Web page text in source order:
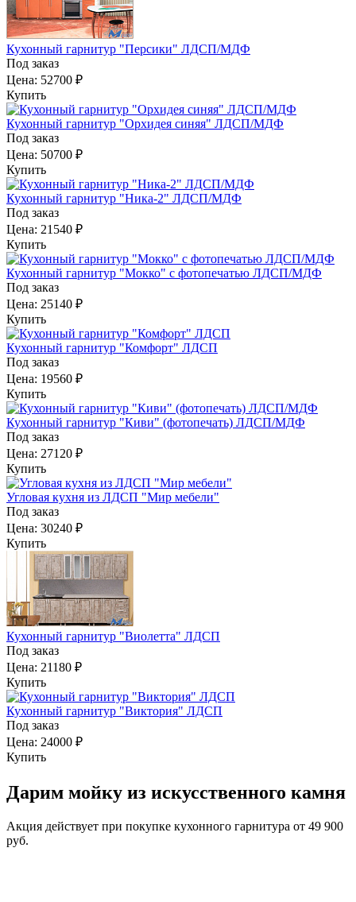
Кухонный гарнитур "Персики" ЛДСП/МДФ
Под заказ
Цена: 52700 ₽
Купить
Кухонный гарнитур "Орхидея синяя" ЛДСП/МДФ
Под заказ
Цена: 50700 ₽
Купить
Кухонный гарнитур "Ника-2" ЛДСП/МДФ
Под заказ
Цена: 21540 ₽
Купить
Кухонный гарнитур "Мокко" с фотопечатью ЛДСП/МДФ
Под заказ
Цена: 25140 ₽
Купить
Кухонный гарнитур "Комфорт" ЛДСП
Под заказ
Цена: 19560 ₽
Купить
Кухонный гарнитур "Киви" (фотопечать) ЛДСП/МДФ
Под заказ
Цена: 27120 ₽
Купить
Угловая кухня из ЛДСП "Мир мебели"
Под заказ
Цена: 30240 ₽
Купить
Кухонный гарнитур "Виолетта" ЛДСП
Под заказ
Цена: 21180 ₽
Купить
Кухонный гарнитур "Виктория" ЛДСП
Под заказ
Цена: 24000 ₽
Купить
Дарим мойку из искусственного камня
Акция действует при покупке кухонного гарнитура от 49 900
руб.